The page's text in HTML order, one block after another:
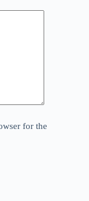
for the